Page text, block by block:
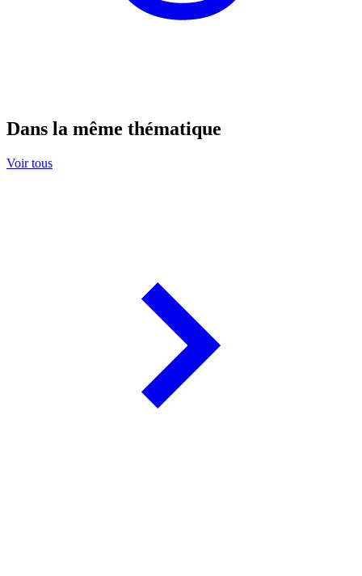
Dans la même thématique
Voir tous